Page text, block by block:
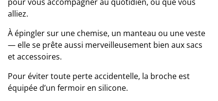
alliez.
À épingler sur une chemise, un manteau ou une veste
— elle se prête aussi merveilleusement bien aux sacs
et accessoires.
Pour éviter toute perte accidentelle, la broche est
équipée d’un fermoir en silicone.